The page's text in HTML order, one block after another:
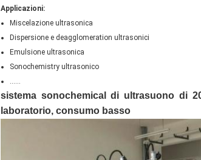
Applicazioni:
Miscelazione ultrasonica
Dispersione e deagglomeration ultrasonici
Emulsione ultrasonica
Sonochemistry ultrasonico
......
sistema sonochemical di ultrasuono di
laboratorio, consumo basso